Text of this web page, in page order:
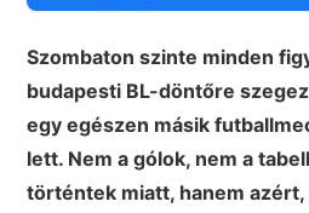
Szombaton szinte minden
budapesti BL-döntőre
egy egészen másik
lett. Nem a gólok, nem a
történtek miatt, hanem